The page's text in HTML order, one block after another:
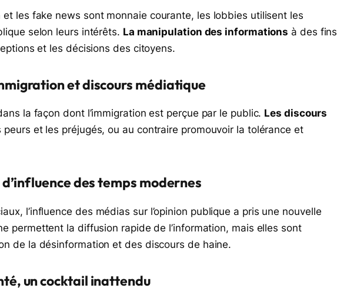
les fake news sont monnaie courante, les lobbies utilisent les
selon leurs intérêts. La manipulation des informations à des fins
et les décisions des citoyens.
et discours médiatique
la façon dont l’immigration est perçue par le public. Les discours
peurs et les préjugés, ou au contraire promouvoir la tolérance et
des temps modernes
l’influence des médias sur l’opinion publique a pris une nouvelle
permettent la diffusion rapide de l’information, mais elles sont
de la désinformation et des discours de haine.
un cocktail inattendu